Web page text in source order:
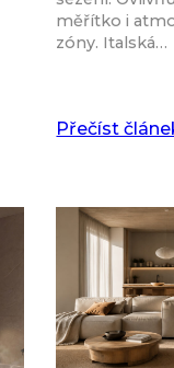
měřítko i
zóny. Italská…
Přečíst